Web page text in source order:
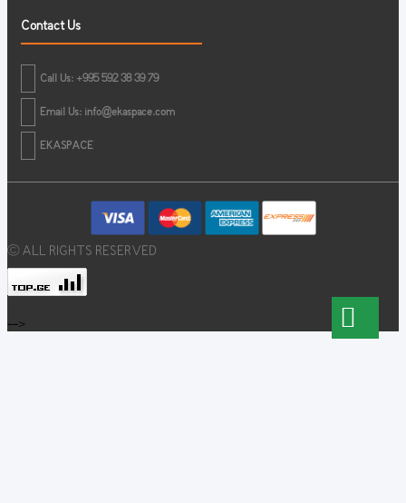
Contact Us
Call Us: +995 592 38 39 79
Email Us: info@ekaspace.com
EKASPACE
© ALL RIGHTS RESERVED
-->